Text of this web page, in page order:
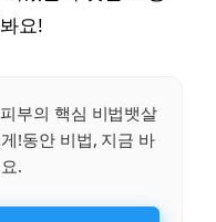
요!
부의 핵심 비법뱃살
!동안 비법, 지금 바
.